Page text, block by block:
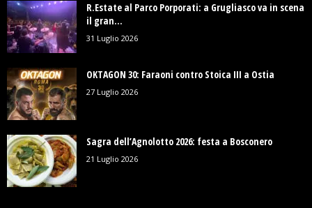
R.Estate al Parco Porporati: a Grugliasco va in scena
il gran...
31 Luglio 2026
OKTAGON 30: Faraoni contro Stoica III a Ostia
27 Luglio 2026
Sagra dell’Agnolotto 2026: festa a Bosconero
21 Luglio 2026